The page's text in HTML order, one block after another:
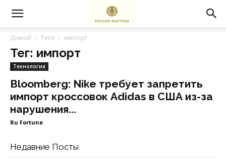
Домой Теги импорт
Тег: импорт
Технология
Bloomberg: Nike требует запретить
импорт кроссовок Adidas в США из-за
нарушения...
Ru Fortune
Недавние Посты